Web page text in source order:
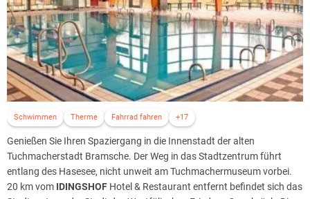
Schwimmen Therme Fahrrad fahren +17
Genießen Sie Ihren Spaziergang in die Innenstadt der alten
Tuchmacherstadt Bramsche. Der Weg in das Stadtzentrum führt
entlang des Hasesee, nicht unweit am Tuchmachermuseum vorbei.
20 km vom IDINGSHOF Hotel & Restaurant entfernt befindet sich das